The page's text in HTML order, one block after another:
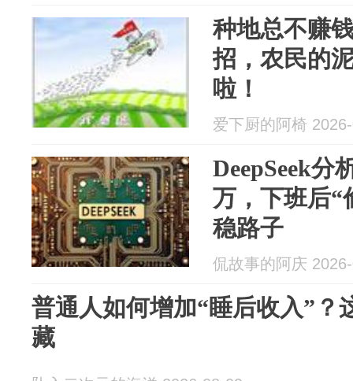
种地总不赚
招，农民的
啦！
爱下厨的阿椅
DeepSeek分
万，下班后“
稳路子
侃故事的阿庆
普通人如何增加“睡后收入”？
藏